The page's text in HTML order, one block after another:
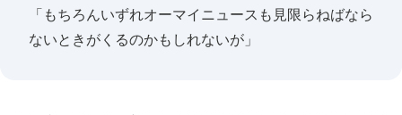
「もちろんいずれオーマイニュースも見限らねばなら
ないときがくるのかもしれないが」